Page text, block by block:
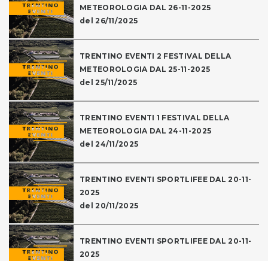
METEOROLOGIA DAL 26-11-2025
del 26/11/2025
TRENTINO EVENTI 2 FESTIVAL DELLA
METEOROLOGIA DAL 25-11-2025
del 25/11/2025
TRENTINO EVENTI 1 FESTIVAL DELLA
METEOROLOGIA DAL 24-11-2025
del 24/11/2025
TRENTINO EVENTI SPORTLIFEE DAL 20-11-
2025
del 20/11/2025
TRENTINO EVENTI SPORTLIFEE DAL 20-11-
2025